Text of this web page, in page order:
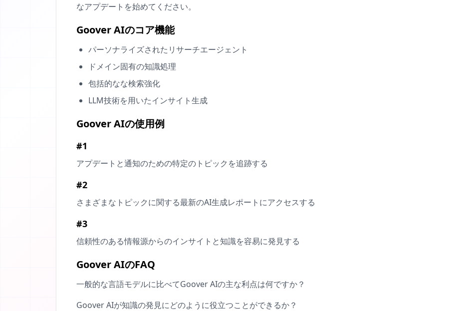
なアプデートを始めてください。
Goover AIのコア機能
パーソナライズされたリサーチエージェント
ドメイン固有の知識処理
包括的なな検索強化
LLM技術を用いたインサイト生成
Goover AIの使用例
#1
アプデートと通知のための特定のトピックを追跡する
#2
さまざまなトピックに関する最新のAI生成レポートにアクセスする
#3
信頼性のある情報源からのインサイトと知識を容易に発見する
Goover AIのFAQ
一般的な言語モデルに比べてGoover AIの主な利点は何ですか？
Goover AIが知識の発見にどのように役立つことができるか？